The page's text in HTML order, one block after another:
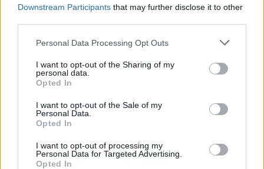
Downstream Participants that may further disclose it to other
Personal Data Processing Opt Outs
I want to opt-out of the Sharing of my
personal data.
Opted In
I want to opt-out of the Sale of my
Personal Data.
Opted In
I want to opt-out of processing my
Personal Data for Targeted Advertising.
Opted In
Σχετικά Άρθρα